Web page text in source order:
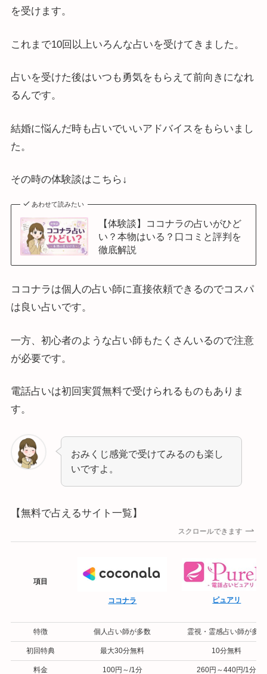
を受けます。
これまで10回以上いろんな占いを受けてきました。
占いを受けた後はいつも勇気をもらえて前向きになれ
るんです。
結婚に悩んだ時も占いでいいアドバイスをもらいまし
た。
その時の体験談はこちら↓
あわせて読みたい
【体験談】ココナラの占いがひど
い？本物はいる？口コミと評判を
徹底解説
ココナラは個人の占い師に直接依頼できるのでコスパ
は良い占いです。
一方、初心者のような占い師もたくさんいるので注意
が必要です。
電話占いは初回実質無料で受けられるものもありま
す。
おみくじ感覚で受けてみるのも楽し
いですよ。
【無料で占えるサイト一覧】
スクロールできます
項目
ココナラ ピュアリ
特徴 個人占い師が多数 霊視・霊感占い師が多い
初回特典 最大30分無料 10分無料
料金 100円～/1分 260円～440円/1分